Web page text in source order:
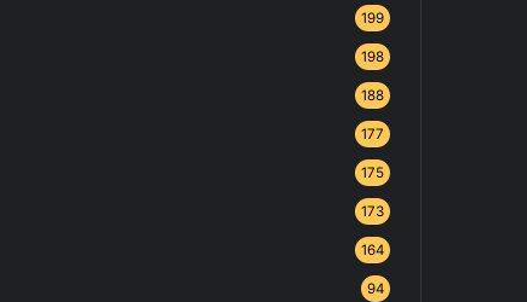
199
198
188
177
175
173
164
94